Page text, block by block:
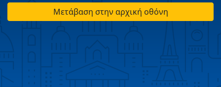
Μετάβαση στην αρχική οθόνη